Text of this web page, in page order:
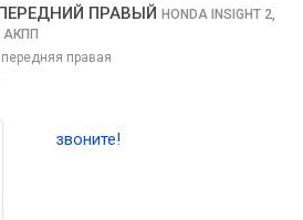
ПРАВЫЙ HONDA INSIGHT 2,
АКПП
правая
звоните!